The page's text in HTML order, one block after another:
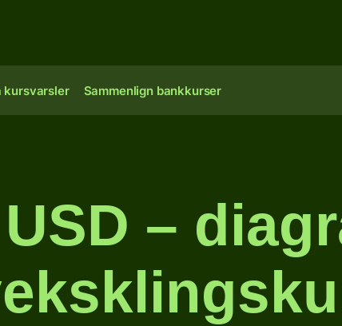
kursvarsler Sammenlign bankkurser
–